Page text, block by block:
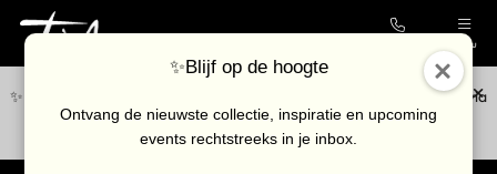
Menu
✨Blijf op de hoogte van de nieuwste collectie en upcoming events via
onze nieuwsbrief
Collectie
Galerie
✨Blijf op de hoogte
Ontvang de nieuwste collectie, inspiratie en upcoming
events rechtstreeks in je inbox.